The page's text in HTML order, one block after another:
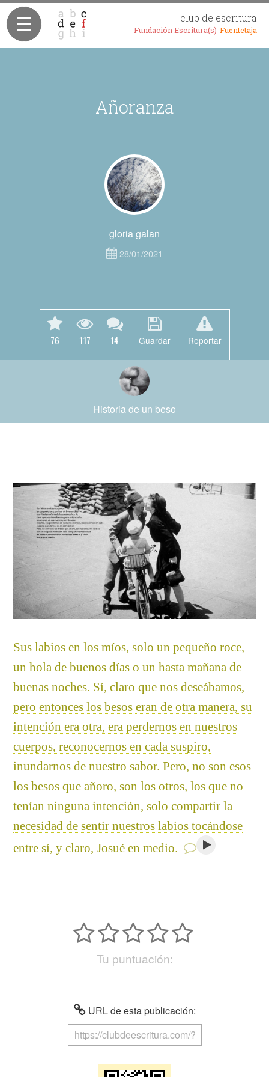
club de escritura
Fundación Escritura(s)-Fuentetaja
Añoranza
gloria galan
28/01/2021
76 117 14 Guardar Reportar
Historia de un beso
Sus labios en los míos, solo un pequeño roce,
un hola de buenos días o un hasta mañana de
buenas noches. Sí, claro que nos deseábamos,
pero entonces los besos eran de otra manera, su
intención era otra, era perdernos en nuestros
cuerpos, reconocernos en cada suspiro,
inundarnos de nuestro sabor. Pero, no son esos
los besos que añoro, son los otros, los que no
tenían ninguna intención, solo compartir la
necesidad de sentir nuestros labios tocándose
entre sí, y claro, Josué en medio.
Tu puntuación:
URL de esta publicación: